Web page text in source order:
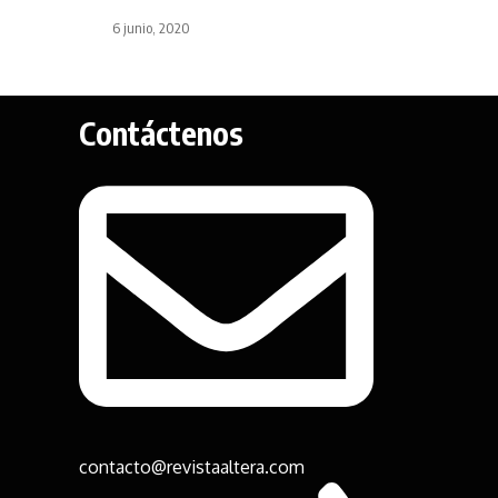
6 junio, 2020
Contáctenos
contacto@revistaaltera.com